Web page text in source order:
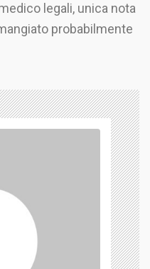
legali, unica nota
probabilmente